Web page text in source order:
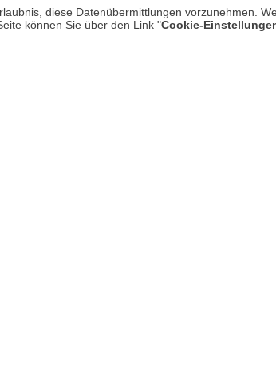
diese Datenübermittlungen vorzunehmen.
können Sie über den Link "Cookie-